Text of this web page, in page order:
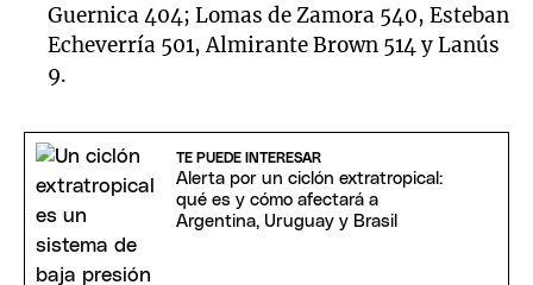
Guernica 404; Lomas de Zamora 540, Esteban
Echeverría 501, Almirante Brown 514 y Lanús
9.
TE PUEDE INTERESAR
Alerta por un ciclón extratropical:
qué es y cómo afectará a
Argentina, Uruguay y Brasil